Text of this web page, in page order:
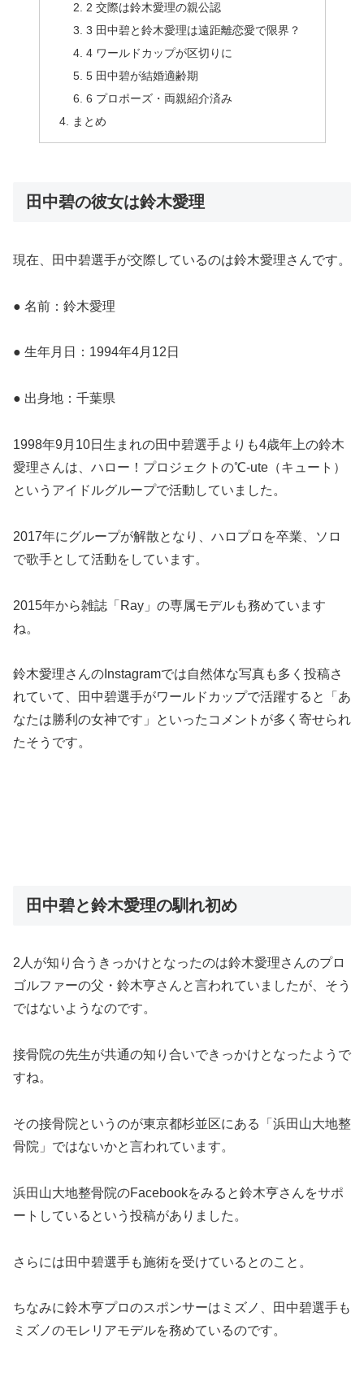
2 交際は鈴木愛理の親公認
3 田中碧と鈴木愛理は遠距離恋愛で限界？
4 ワールドカップが区切りに
5 田中碧が結婚適齢期
6 プロポーズ・両親紹介済み
まとめ
田中碧の彼女は鈴木愛理
現在、田中碧選手が交際しているのは鈴木愛理さんです。
● 名前：鈴木愛理
● 生年月日：1994年4月12日
● 出身地：千葉県
1998年9月10日生まれの田中碧選手よりも4歳年上の鈴木
愛理さんは、ハロー！プロジェクトの℃-ute（キュート）
というアイドルグループで活動していました。
2017年にグループが解散となり、ハロプロを卒業、ソロ
で歌手として活動をしています。
2015年から雑誌「Ray」の専属モデルも務めています
ね。
鈴木愛理さんのInstagramでは自然体な写真も多く投稿さ
れていて、田中碧選手がワールドカップで活躍すると「あ
なたは勝利の女神です」といったコメントが多く寄せられ
たそうです。
田中碧と鈴木愛理の馴れ初め
2人が知り合うきっかけとなったのは鈴木愛理さんのプロ
ゴルファーの父・鈴木亨さんと言われていましたが、そう
ではないようなのです。
接骨院の先生が共通の知り合いできっかけとなったようで
すね。
その接骨院というのが東京都杉並区にある「浜田山大地整
骨院」ではないかと言われています。
浜田山大地整骨院のFacebookをみると鈴木亨さんをサポ
ートしているという投稿がありました。
さらには田中碧選手も施術を受けているとのこと。
ちなみに鈴木亨プロのスポンサーはミズノ、田中碧選手も
ミズノのモレリアモデルを務めているのです。